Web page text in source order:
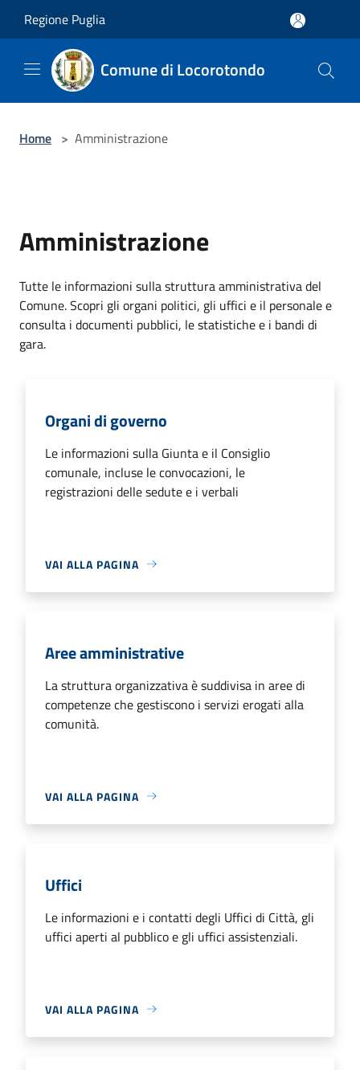
Regione Puglia
Comune di Locorotondo
Home > Amministrazione
Amministrazione
Tutte le informazioni sulla struttura amministrativa del
Comune. Scopri gli organi politici, gli uffici e il personale e
consulta i documenti pubblici, le statistiche e i bandi di
gara.
Organi di governo
Le informazioni sulla Giunta e il Consiglio
comunale, incluse le convocazioni, le
registrazioni delle sedute e i verbali
VAI ALLA PAGINA
Aree amministrative
La struttura organizzativa è suddivisa in aree di
competenze che gestiscono i servizi erogati alla
comunità.
VAI ALLA PAGINA
Uffici
Le informazioni e i contatti degli Uffici di Città, gli
uffici aperti al pubblico e gli uffici assistenziali.
VAI ALLA PAGINA